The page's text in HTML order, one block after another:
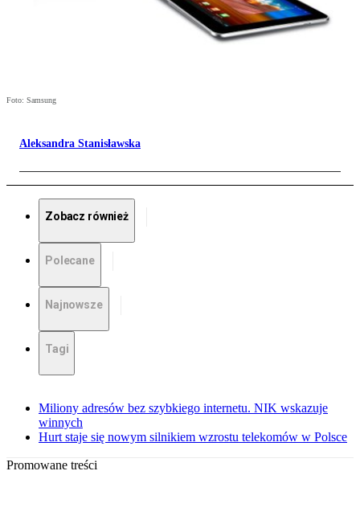
Foto: Samsung
Aleksandra Stanisławska
Zobacz również
Polecane
Najnowsze
Tagi
Miliony adresów bez szybkiego internetu. NIK wskazuje
winnych
Hurt staje się nowym silnikiem wzrostu telekomów w Polsce
Promowane treści